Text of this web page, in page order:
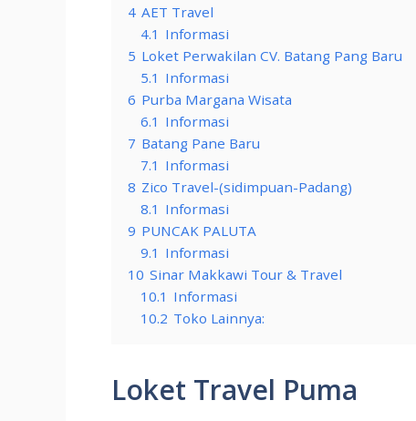
4 AET Travel
4.1 Informasi
5 Loket Perwakilan CV. Batang Pang Baru
5.1 Informasi
6 Purba Margana Wisata
6.1 Informasi
7 Batang Pane Baru
7.1 Informasi
8 Zico Travel-(sidimpuan-Padang)
8.1 Informasi
9 PUNCAK PALUTA
9.1 Informasi
10 Sinar Makkawi Tour & Travel
10.1 Informasi
10.2 Toko Lainnya:
Loket Travel Puma